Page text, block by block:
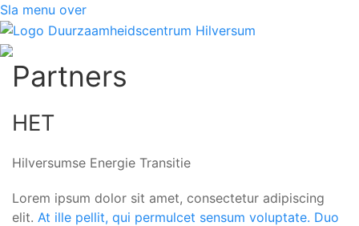
Sla menu over
Partners
HET
Hilversumse Energie Transitie
Lorem ipsum dolor sit amet, consectetur adipiscing
elit. At ille pellit, qui permulcet sensum voluptate. Duo